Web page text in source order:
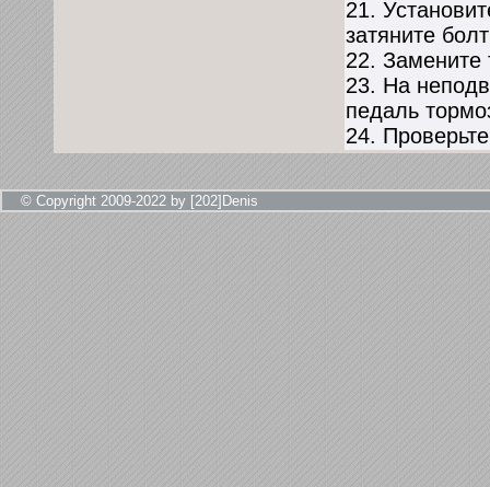
21.
затяните
22. Замените
23. На
педаль
24.
© Copyright 2009-2022 by [202]Denis